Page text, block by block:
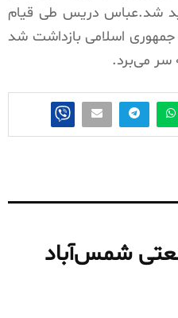
شد.عباس دریس طی قیام
ماموران جمهوری اسلامی بازداشت شد
سر می‌برد.
شمس‌آباد